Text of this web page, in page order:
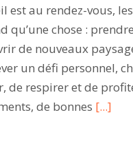
est au rendez-vous,
qu’une chose :
de nouveaux
un défi personnel,
de respirer et de
de bonnes [...]